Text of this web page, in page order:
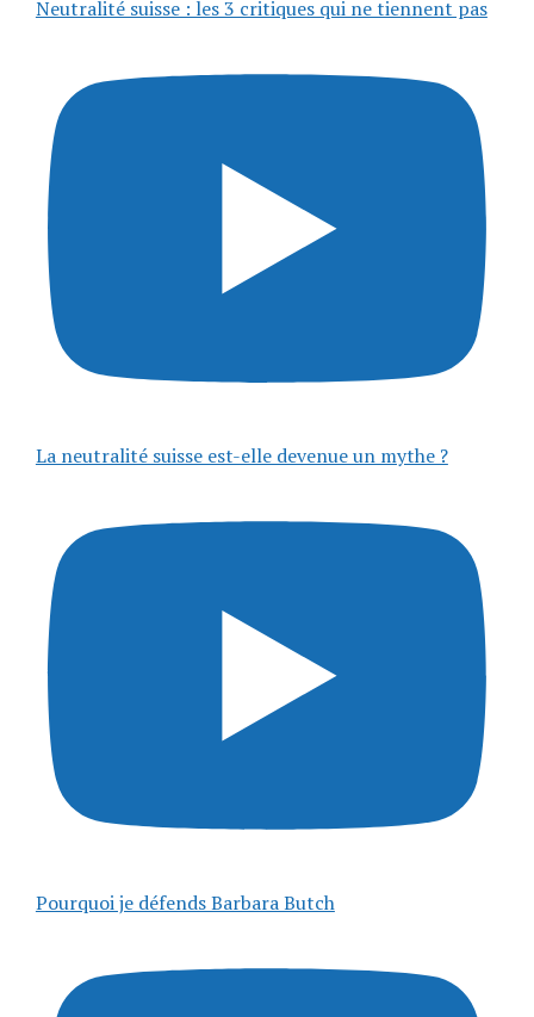
Neutralité suisse : les 3 critiques qui ne tiennent pas
La neutralité suisse est-elle devenue un mythe ?
Pourquoi je défends Barbara Butch